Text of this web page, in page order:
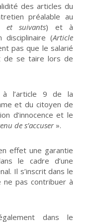
des articles du
préalable au
et suivants) et à
disciplinaire (Article
pas que le salarié
de se taire lors de
à l’article 9 de la
et du citoyen de
d’innocence et le
de s’accuser».
effet une garantie
le cadre d’une
Il s’inscrit dans le
pas contribuer à
dans le